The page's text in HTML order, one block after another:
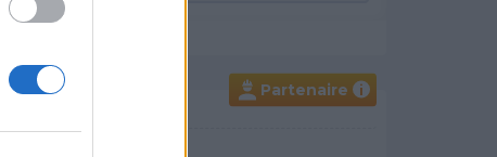
Partenaire i